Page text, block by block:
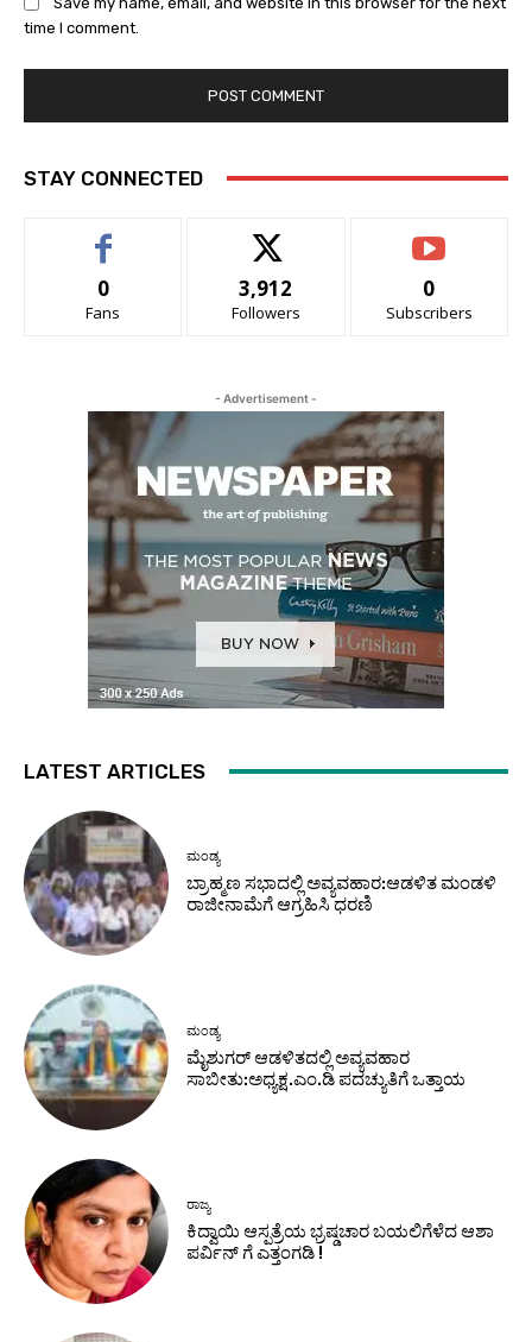
time I comment.
STAY CONNECTED
0
Fans
3,912
Followers
0
Subscribers
- Advertisement -
LATEST ARTICLES
ಮಂಡ್ಯ
ಬ್ರಾಹ್ಮಣ ಸಭಾದಲ್ಲಿ ಅವ್ಯವಹಾರ:ಆಡಳಿತ ಮಂಡಳಿ
ರಾಜೀನಾಮೆಗೆ ಆಗ್ರಹಿಸಿ ಧರಣಿ
ಮಂಡ್ಯ
ಮೈಶುಗರ್ ಆಡಳಿತದಲ್ಲಿ ಅವ್ಯವಹಾರ
ಸಾಬೀತು:ಅಧ್ಯಕ್ಷ.ಎಂ.ಡಿ ಪದಚ್ಯುತಿಗೆ ಒತ್ತಾಯ
ರಾಜ್ಯ
ಕಿದ್ವಾಯಿ ಆಸ್ಪತ್ರೆಯ ಭ್ರಷ್ಡಚಾರ ಬಯಲಿಗೆಳೆದ ಆಶಾ
ಪರ್ವಿನ್ ಗೆ ಎತ್ತಂಗಡಿ !